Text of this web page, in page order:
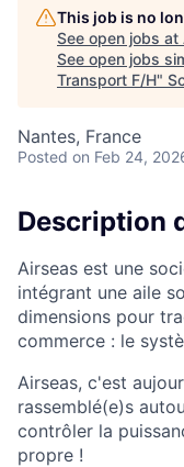
This job is no
See open jobs at
See open jobs
Transport F/H"
Nantes, France
Posted on Feb 24,
Description
Airseas est une
intégrant une aile
dimensions pour
commerce : le
Airseas, c'est
rassemblé(e)s
contrôler la
propre !